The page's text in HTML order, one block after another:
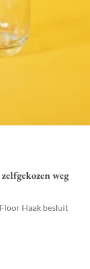
weg
Haak besluit